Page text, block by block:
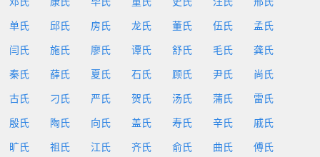
邓氏 康氏 毕氏 童氏 史氏 汪氏 邢氏
单氏 邱氏 房氏 龙氏 董氏 伍氏 孟氏
闫氏 施氏 廖氏 谭氏 舒氏 毛氏 龚氏
秦氏 薛氏 夏氏 石氏 顾氏 尹氏 尚氏
古氏 刁氏 严氏 贺氏 汤氏 蒲氏 雷氏
殷氏 陶氏 向氏 盖氏 寿氏 辛氏 戚氏
旷氏 祖氏 江氏 齐氏 俞氏 曲氏 傅氏